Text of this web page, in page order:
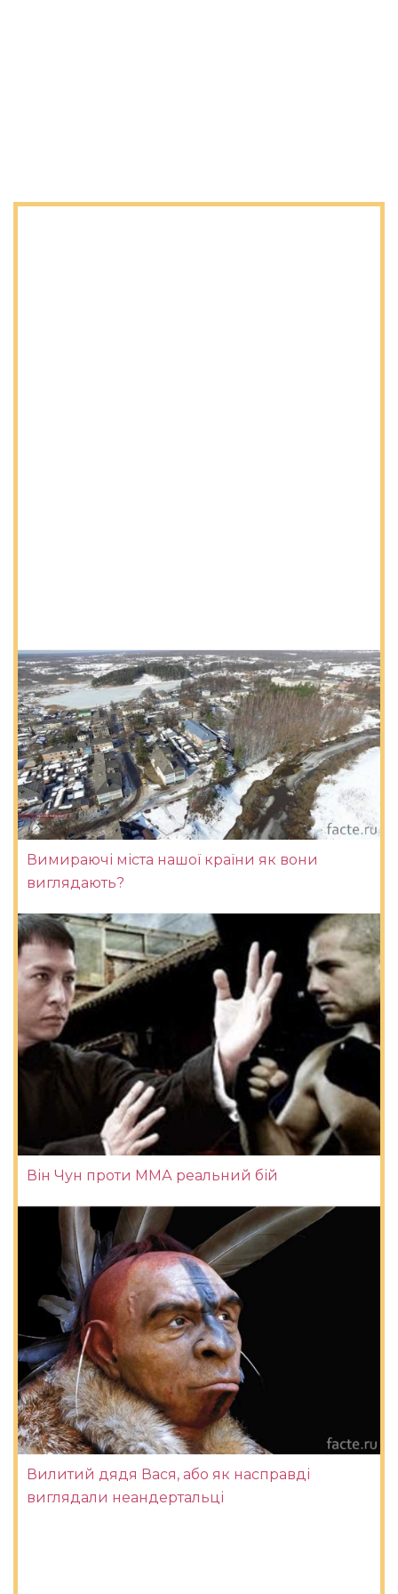
Вимираючі міста нашої країни як вони
виглядають?
Він Чун проти ММА реальний бій
Вилитий дядя Вася, або як насправді
виглядали неандертальці